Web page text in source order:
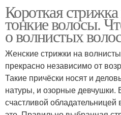
Короткая
тонкие волосы.
о волнистых
Женские стрижки на
прекрасно независимо от
Такие причёски носят и
натуры, и озорные девчушки.
счастливой